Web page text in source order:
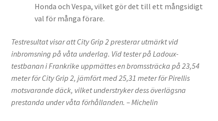
Honda och Vespa, vilket gör det till ett mångsidigt
val för många förare.
Testresultat visar att City Grip 2 presterar utmärkt vid
inbromsning på våta underlag. Vid tester på Ladoux-
testbanan i Frankrike uppmättes en bromssträcka på 23,54
meter för City Grip 2, jämfört med 25,31 meter för Pirellis
motsvarande däck, vilket understryker dess överlägsna
prestanda under våta förhållanden. – Michelin